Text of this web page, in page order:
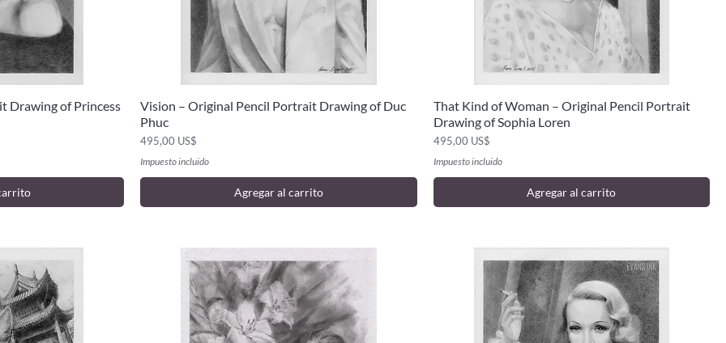
Drawing of Princess
Vista rápida
Vision – Original Pencil Portrait Drawing of Duc
Phuc
Precio
495,00 US$
Impuesto incluido
Agregar al carrito
Vista rápida
That Kind of Woman – Original Pencil Portrait
Drawing of Sophia Loren
Precio
495,00 US$
Impuesto incluido
Agregar al carrito